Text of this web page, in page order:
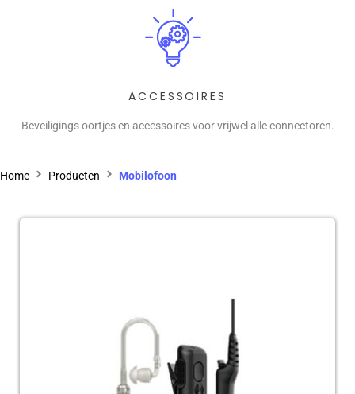
ACCESSOIRES
Beveiligings oortjes en accessoires voor vrijwel alle connectoren.
Home Producten Mobilofoon